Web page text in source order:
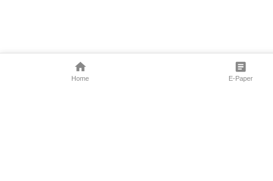
Home E-Paper